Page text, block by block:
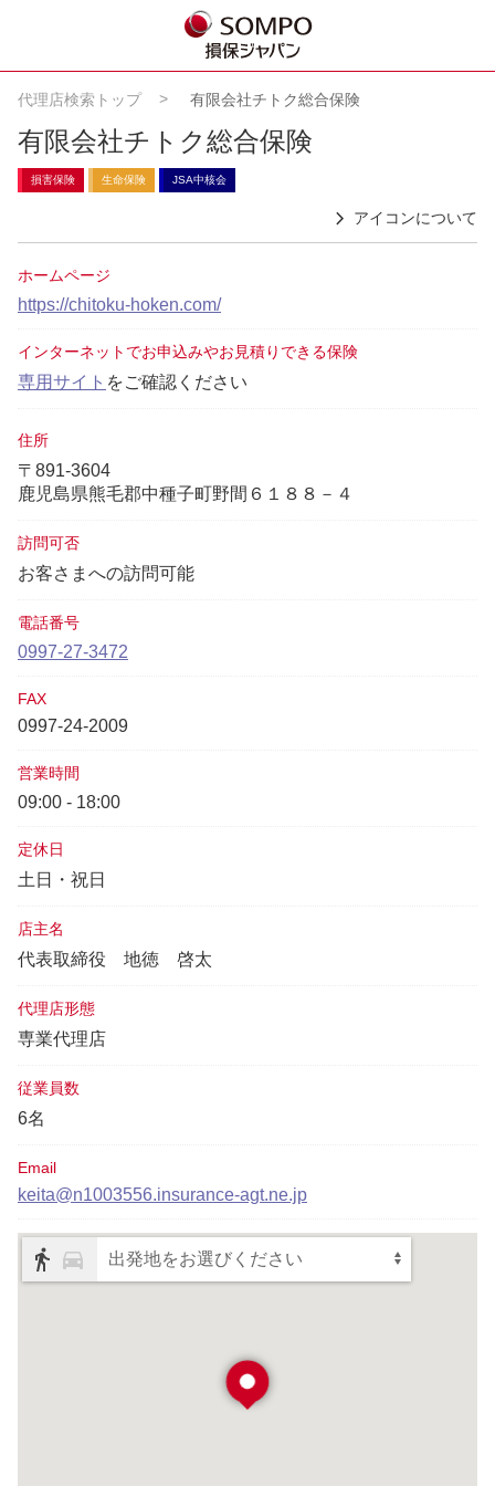
代理店検索トップ 有限会社チトク総合保険
有限会社チトク総合保険
損害保険 生命保険 JSA中核会
アイコンについて
ホームページ
https://chitoku-hoken.com/
インターネットでお申込みやお見積りできる保険
専用サイト をご確認ください
住所
〒891-3604
鹿児島県熊毛郡中種子町野間６１８８－４
訪問可否
お客さまへの訪問可能
電話番号
0997-27-3472
FAX
0997-24-2009
営業時間
09:00 - 18:00
定休日
土日・祝日
店主名
代表取締役 地徳 啓太
代理店形態
専業代理店
従業員数
6名
Email
keita@n1003556.insurance-agt.ne.jp
出発地をお選びください